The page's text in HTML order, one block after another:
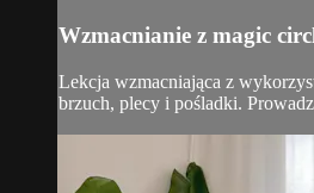
Wzmacnianie z magic
Lekcja wzmacniająca z
brzuch, plecy i pośladki.